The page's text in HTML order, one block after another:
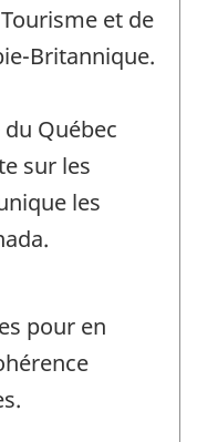
et de
Britannique.
Québec
sur les
les
pour en